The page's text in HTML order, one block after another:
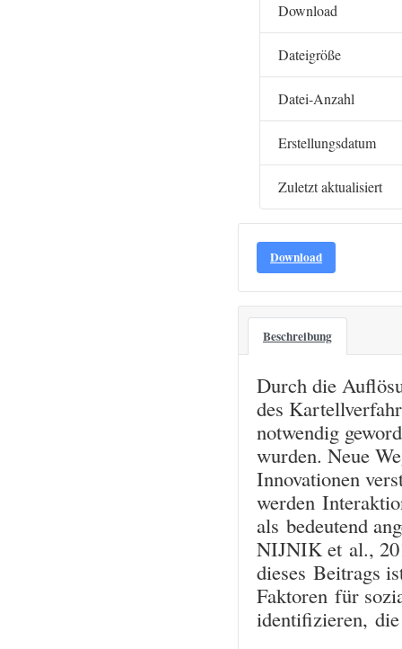
Download
Dateigröße
Datei-Anzahl
Erstellungsdatum
Zuletzt aktualisiert
Download
Beschreibung
Durch die
des
notwendig
wurden. Neue
Innovationen
werden
als bedeutend
NIJNIK et al.,
dieses Beitrags
Faktoren für
identifizieren, die